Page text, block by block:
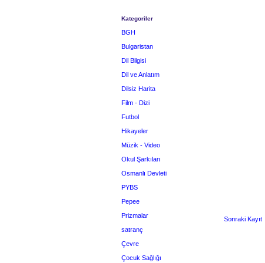
Sonraki Kayıt
Kategoriler
BGH
Bulgaristan
Dil Bilgisi
Dil ve Anlatım
Dilsiz Harita
Film - Dizi
Futbol
Hikayeler
Müzik - Video
Okul Şarkıları
Osmanlı Devleti
PYBS
Pepee
Prizmalar
satranç
Çevre
Çocuk Sağlığı